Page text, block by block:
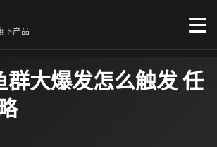
下产品
大爆发怎么触发 任